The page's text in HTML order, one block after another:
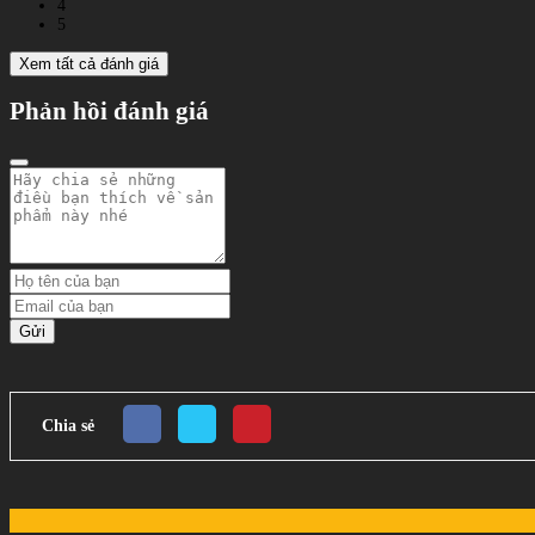
4
5
Xem tất cả đánh giá
Phản hồi đánh giá
Gửi
Chia sẻ